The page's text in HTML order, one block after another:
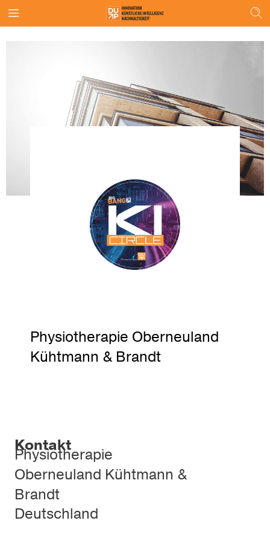
Physiotherapie Oberneuland
Kühtmann & Brandt
Kontakt
Physiotherapie
Oberneuland Kühtmann &
Brandt
Deutschland